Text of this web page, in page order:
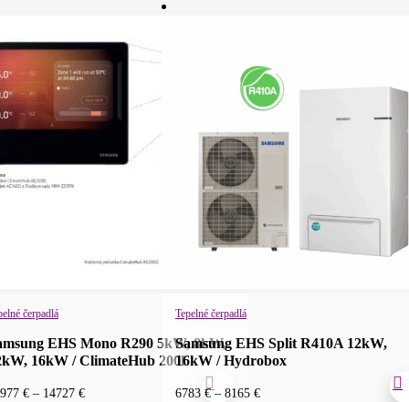
čerpadlá
EHS Mono R290 5kW, 8kW,
16kW / ClimateHub 200l
€ – 14727 €Price
Tepelné čerpadlá
Samsung EHS Split R410A 12kW,
16kW / Hydrobox
6783 € – 8165 €Price